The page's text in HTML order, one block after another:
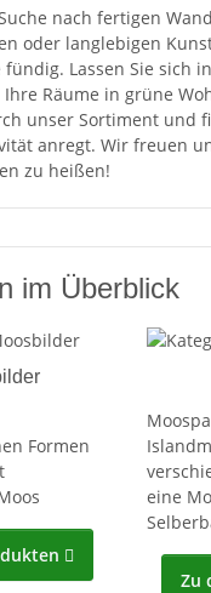
nach fertigen
oder langlebigen
fündig. Lassen Sie sich
Räume in grüne
unser Sortiment und
anregt. Wir freuen
zu heißen!
im Überblick
Formen

eine
Zu